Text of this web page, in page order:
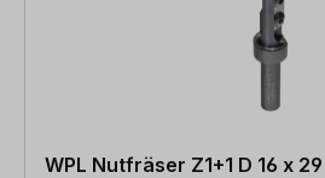
WPL Nutfräser Z1+1 D 16 x